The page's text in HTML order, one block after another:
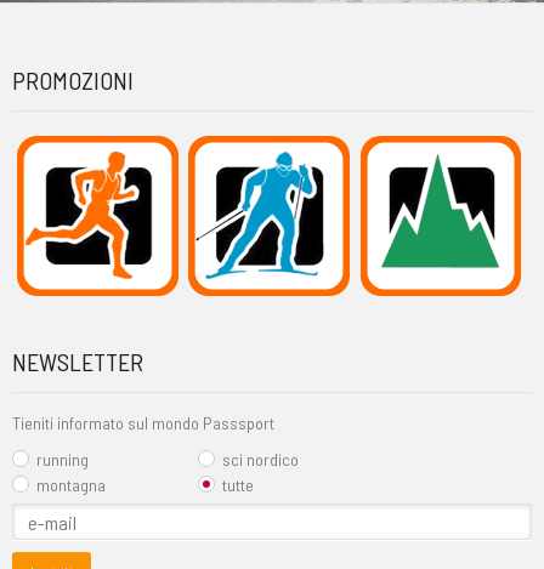
PROMOZIONI
NEWSLETTER
Tieniti informato sul mondo Passsport
running
sci nordico
montagna
tutte